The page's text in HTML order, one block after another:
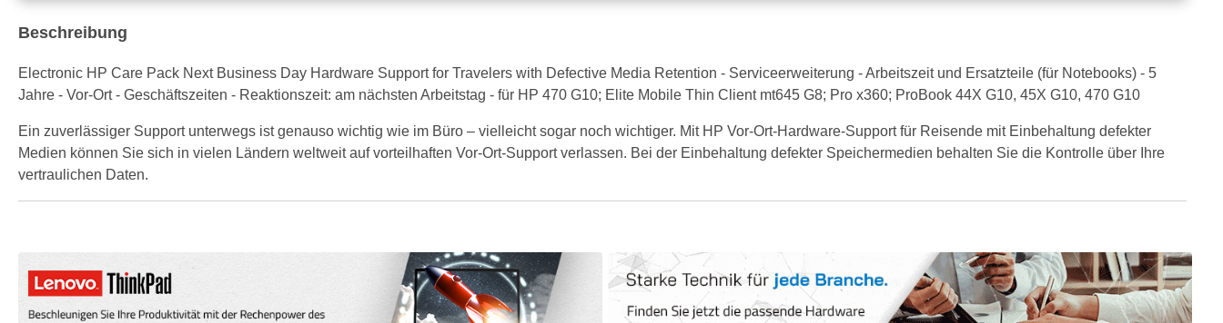
Beschreibung
Electronic HP Care Pack Next Business Day Hardware Support for Travelers with Defective Media Retention - Serviceerweiterung - Arbeitszeit und Ersatzteile (für Notebooks) - 5
Jahre - Vor-Ort - Geschäftszeiten - Reaktionszeit: am nächsten Arbeitstag - für HP 470 G10; Elite Mobile Thin Client mt645 G8; Pro x360; ProBook 44X G10, 45X G10, 470 G10
Ein zuverlässiger Support unterwegs ist genauso wichtig wie im Büro – vielleicht sogar noch wichtiger. Mit HP Vor-Ort-Hardware-Support für Reisende mit Einbehaltung defekter
Medien können Sie sich in vielen Ländern weltweit auf vorteilhaften Vor-Ort-Support verlassen. Bei der Einbehaltung defekter Speichermedien behalten Sie die Kontrolle über Ihre
vertraulichen Daten.